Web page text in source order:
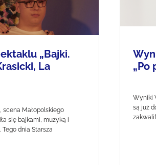
„Bajki.
La
scena Małopolskiego
się bajkami, muzyką i
dnia Starsza
„Po
Wyniki
są już